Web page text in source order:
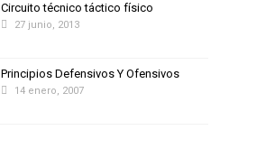
Circuito técnico táctico físico
27 junio, 2013
Principios Defensivos Y Ofensivos
14 enero, 2007